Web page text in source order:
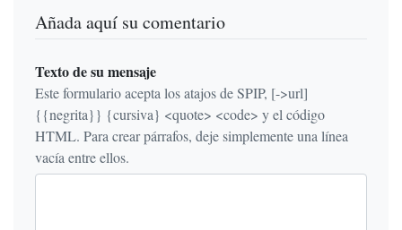
Añada aquí su comentario
Texto de su mensaje
Este formulario acepta los atajos de SPIP, [->url]
{{negrita}} {cursiva} <quote> <code> y el código
HTML. Para crear párrafos, deje simplemente una línea
vacía entre ellos.